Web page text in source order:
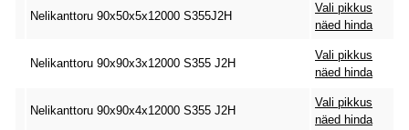
Nelikanttoru 90x50x5x12000 S355J2H
Vali pikkus
näed hinda
Nelikanttoru 90x90x3x12000 S355 J2H
Vali pikkus
näed hinda
Nelikanttoru 90x90x4x12000 S355 J2H
Vali pikkus
näed hinda